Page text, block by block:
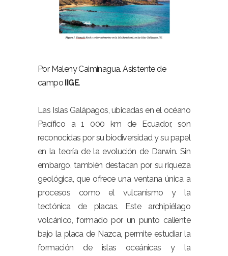
Por Maleny Caiminagua. Asistente de
campo IIGE.
Las Islas Galápagos, ubicadas en el océano
Pacífico a 1 000 km de Ecuador, son
reconocidas por su biodiversidad y su papel
en la teoría de la evolución de Darwin. Sin
embargo, también destacan por su riqueza
geológica, que ofrece una ventana única a
procesos como el vulcanismo y la
tectónica de placas. Este archipiélago
volcánico, formado por un punto caliente
bajo la placa de Nazca, permite estudiar la
formación de islas oceánicas y la